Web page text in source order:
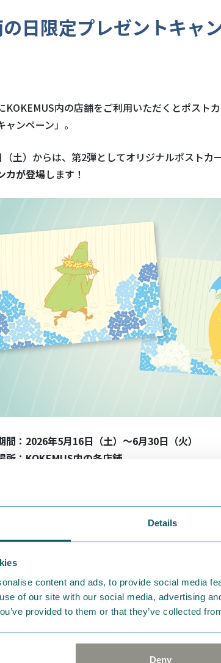
Details
content and ads, to provide social media
of our site with our social media, advertising
provided to them or that they’ve collected
Deny
の日限定プレゼントキャ
KOKEMUS内の店舗をご利用いただくとポスト
ャンペーン」。
（土）からは、第2弾としてオリジナルポストカ
カが登場します！
： 2026年5月16日（土） ～6月30日（火）
所：KOKEMUS内の各店舗
ン谷の売店：1会計1,000円（税込）以上ご購入
ン谷の食堂：お食事された方全員
ラリー カフェ：お食事された方全員
気予報が雨予報の場合、実施となります。詳
。
、開催期間を変更する可能性がございます。
り次第終了となります。
選べません。
https://metsa-hanno.com/